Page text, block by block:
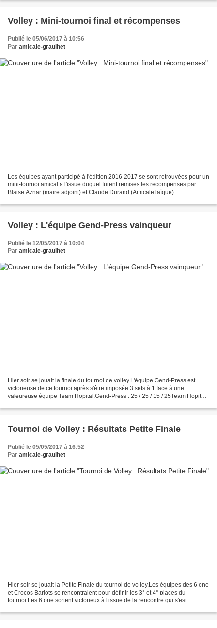
Volley : Mini-tournoi final et récompenses
Publié le 05/06/2017 à 10:56
Par amicale-graulhet
Les équipes ayant participé à l'édition 2016-2017 se sont retrouvées pour un
mini-tournoi amical à l'issue duquel furent remises les récompenses par
Blaise Aznar (maire adjoint) et Claude Durand (Amicale laïque).
Volley : L'équipe Gend-Press vainqueur
Publié le 12/05/2017 à 10:04
Par amicale-graulhet
Hier soir se jouait la finale du tournoi de volley.L'équipe Gend-Press est
victorieuse de ce tournoi après s'être imposée 3 sets à 1 face à une
valeureuse équipe Team Hopital.Gend-Press : 25 / 25 / 15 / 25Team Hopital :
Tournoi de Volley : Résultats Petite Finale
Publié le 05/05/2017 à 16:52
Par amicale-graulhet
Hier soir se jouait la Petite Finale du tournoi de volley.Les équipes des 6 one
et Crocos Barjots se rencontraient pour définir les 3° et 4° places du
tournoi.Les 6 one sortent victorieux à l'issue de la rencontre qui s'est